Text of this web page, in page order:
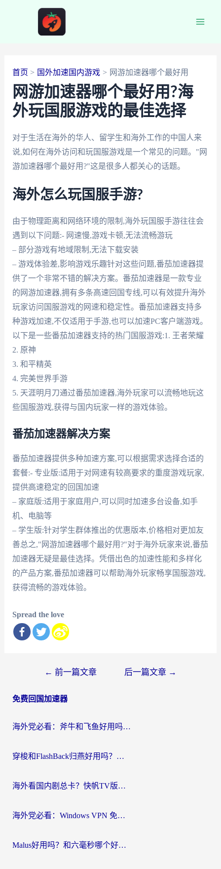
首页 国外加速国内游戏 网游加速器哪个最好用
网游加速器哪个最好用?海
外玩国服游戏的最佳选择
对于生活在海外的华人、留学生和海外工作的中国人来
说,如何在海外访问和玩国服游戏是一个常见的问题。"网
游加速器哪个最好用?"这是很多人都关心的话题。
海外怎么玩国服手游?
由于物理距离和网络环境的限制,海外玩国服手游往往会
遇到以下问题:- 网速慢,游戏卡顿,无法流畅游玩
– 部分游戏有地域限制,无法下载安装
– 游戏体验差,影响游戏乐趣针对这些问题,番茄加速器提
供了一个非常不错的解决方案。番茄加速器是一款专业
的网游加速器,拥有多条高速回国专线,可以有效提升海外
玩家访问国服游戏的网速和稳定性。番茄加速器支持多
种游戏加速,不仅适用于手游,也可以加速PC客户端游戏。
以下是一些番茄加速器支持的热门国服游戏:1. 王者荣耀
2. 原神
3. 和平精英
4. 完美世界手游
5. 天涯明月刀通过番茄加速器,海外玩家可以流畅地玩这
些国服游戏,获得与国内玩家一样的游戏体验。
番茄加速器解决方案
番茄加速器提供多种加速方案,可以根据需求选择合适的
套餐:- 专业版:适用于对网速有较高要求的重度游戏玩家,
提供高速稳定的回国加速
– 家庭版:适用于家庭用户,可以同时加速多台设备,如手
机、电脑等
– 学生版:针对学生群体推出的优惠版本,价格相对更加友
善总之,"网游加速器哪个最好用?"对于海外玩家来说,番茄
加速器无疑是最佳选择。凭借出色的加速性能和多样化
的产品方案,番茄加速器可以帮助海外玩家畅享国服游戏,
获得流畅的游戏体验。
Spread the love
导
← 前一篇文章 后一篇文章 →
免费回国加速器
海外党必看：斧牛和飞鱼好用吗？3步选对回国加速器，无缝刷剧玩国服
穿梭和FlashBack归燕好用吗？海外党亲测3款热门回国加速器，教你选对不踩坑
海外看国内剧总卡？快帆TV版VPN好用吗？和快滚VPN对比哪个回国效果更好？
海外党必看：Windows VPN 免费？别踩坑！教你选对好用的国内加速器无缝回国
Malus好用吗？和六毫秒哪个好？海外党选回国加速器的避坑指南